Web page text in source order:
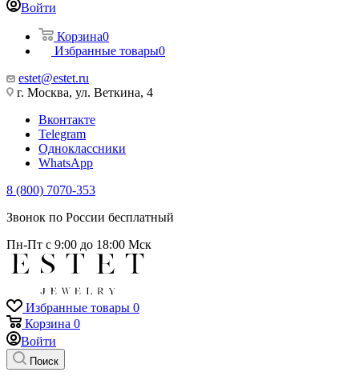
Войти
Корзина0
Избранные товары0
estet@estet.ru
г. Москва, ул. Веткина, 4
Вконтакте
Telegram
Одноклассники
WhatsApp
8 (800) 7070-353
Звонок по России бесплатный
Пн-Пт с 9:00 до 18:00 Мск
Избранные товары 0
Корзина 0
Войти
Поиск